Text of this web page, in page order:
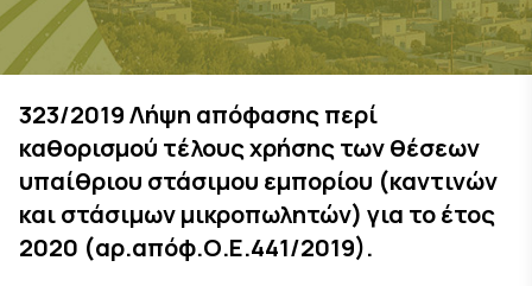
323/2019 Λήψη απόφασης περί
καθορισμού τέλους χρήσης των θέσεων
υπαίθριου στάσιμου εμπορίου (καντινών
και στάσιμων μικροπωλητών) για το έτος
2020 (αρ.απόφ.Ο.Ε.441/2019).